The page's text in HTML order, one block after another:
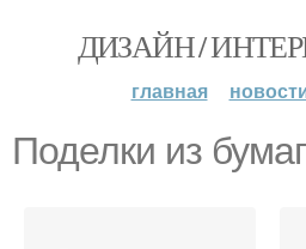
ДИЗАЙН /
главная
Поделки из